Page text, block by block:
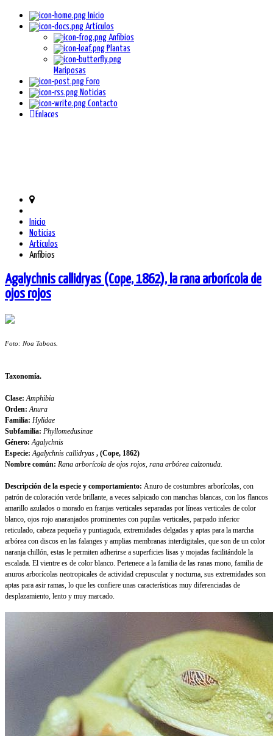
Inicio
Artículos
Anfibios
Plantas
Mariposas
Foro
Noticias
Contacto
Enlaces
Inicio
Noticias
Artículos
Anfibios
Agalychnis callidryas (Cope, 1862), la rana arborícola de
ojos rojos
Foto: Noa Taboas.
Taxonomía.
Clase: Amphibia
Orden: Anura
Familia: Hylidae
Subfamilia: Phyllomedusinae
Género:Agalychnis
Especie:Agalychnis callidryas , (Cope, 1862)
Nombre común: Rana arborícola de ojos rojos, rana arbórea calzonuda.
Descripción de la especie y comportamiento: Anuro de costumbres arborícolas, con
patrón de coloración verde brillante, a veces salpicado con manchas blancas, con los flancos
amarillo azulados o morado en franjas verticales separadas por líneas verticales de color
blanco, ojos rojo anaranjados prominentes con pupilas verticales, parpado inferior
reticulado, cabeza pequeña y puntiaguda, extremidades delgadas y aptas para la marcha
arbórea con discos en las falanges y amplias membranas interdigitales, que son de un color
naranja chillón, estas le permiten adherirse a superficies lisas y mojadas facilitándole la
escalada. El vientre es de color blanco. Pertenece a la familia de las ranas mono, familia de
anuros arborícolas neotropicales de actividad crepuscular y nocturna, sus extremidades son
aptas para asir ramas, lo que les confiere unas características muy diferenciadas de
desplazamiento, lento y muy marcado.